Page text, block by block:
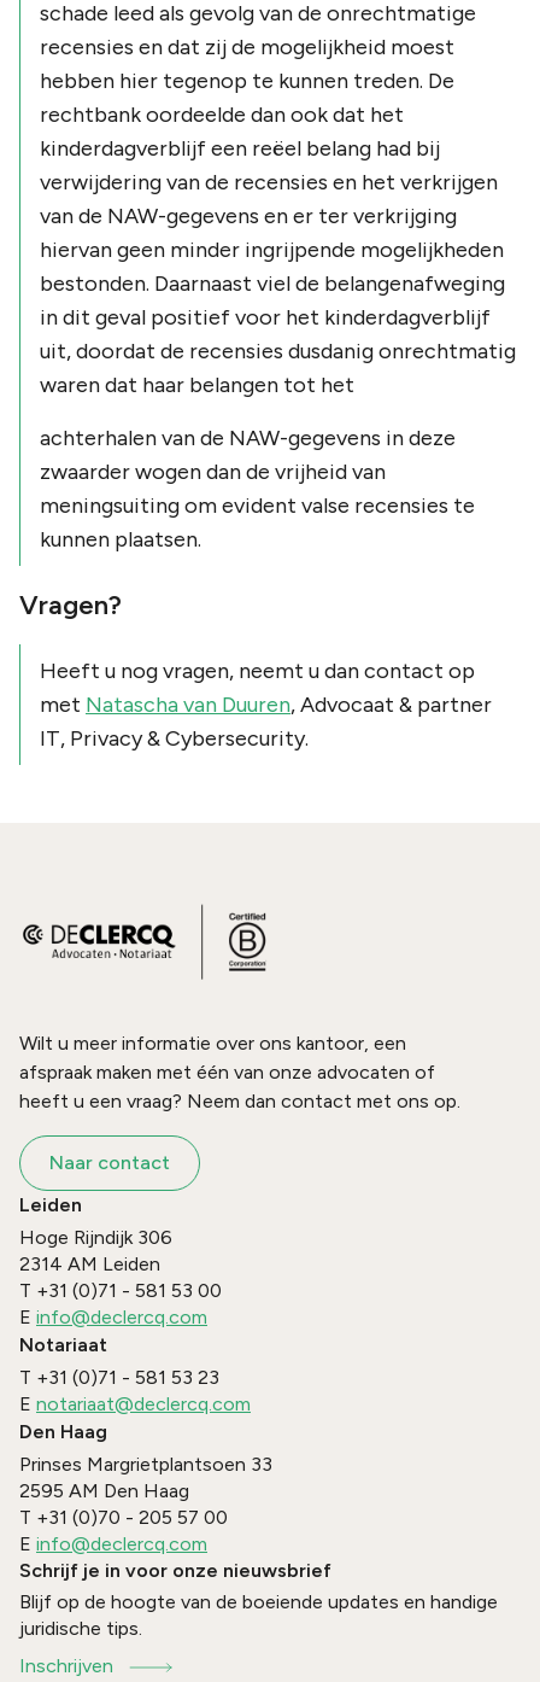
schade leed als gevolg van de onrechtmatige
recensies en dat zij de mogelijkheid moest
hebben hier tegenop te kunnen treden. De
rechtbank oordeelde dan ook dat het
kinderdagverblijf een reëel belang had bij
verwijdering van de recensies en het verkrijgen
van de NAW-gegevens en er ter verkrijging
hiervan geen minder ingrijpende mogelijkheden
bestonden. Daarnaast viel de belangenafweging
in dit geval positief voor het kinderdagverblijf
uit, doordat de recensies dusdanig onrechtmatig
waren dat haar belangen tot het
achterhalen van de NAW-gegevens in deze
zwaarder wogen dan de vrijheid van
meningsuiting om evident valse recensies te
kunnen plaatsen.
Vragen?
Heeft u nog vragen, neemt u dan contact op
met Natascha van Duuren, Advocaat & partner
IT, Privacy & Cybersecurity.
Wilt u meer informatie over ons kantoor, een
afspraak maken met één van onze advocaten of
heeft u een vraag? Neem dan contact met ons op.
Naar contact
Leiden
Hoge Rijndijk 306
2314 AM Leiden
T +31 (0)71 - 581 53 00
E info@declercq.com
Notariaat
T +31 (0)71 - 581 53 23
E notariaat@declercq.com
Den Haag
Prinses Margrietplantsoen 33
2595 AM Den Haag
T +31 (0)70 - 205 57 00
E info@declercq.com
Schrijf je in voor onze nieuwsbrief
Blijf op de hoogte van de boeiende updates en handige
juridische tips.
Inschrijven